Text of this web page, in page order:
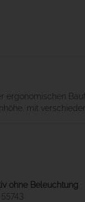
ergonomischen
mit
ohne Beleuchtung
55743